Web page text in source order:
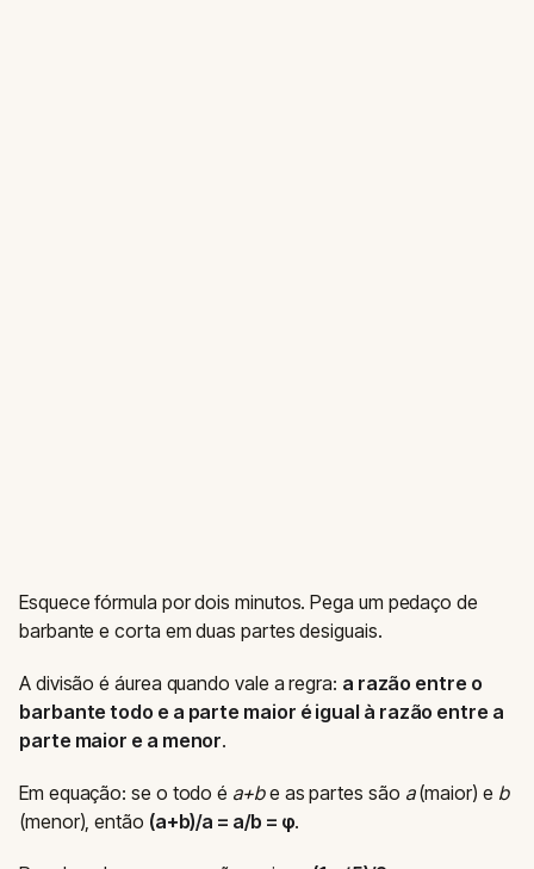
Esquece fórmula por dois minutos. Pega um pedaço de
barbante e corta em duas partes desiguais.
A divisão é áurea quando vale a regra: a razão entre o
barbante todo e a parte maior é igual à razão entre a
parte maior e a menor.
Em equação: se o todo é a+be as partes são a(maior) e b
(menor), então (a+b)/a = a/b = φ.